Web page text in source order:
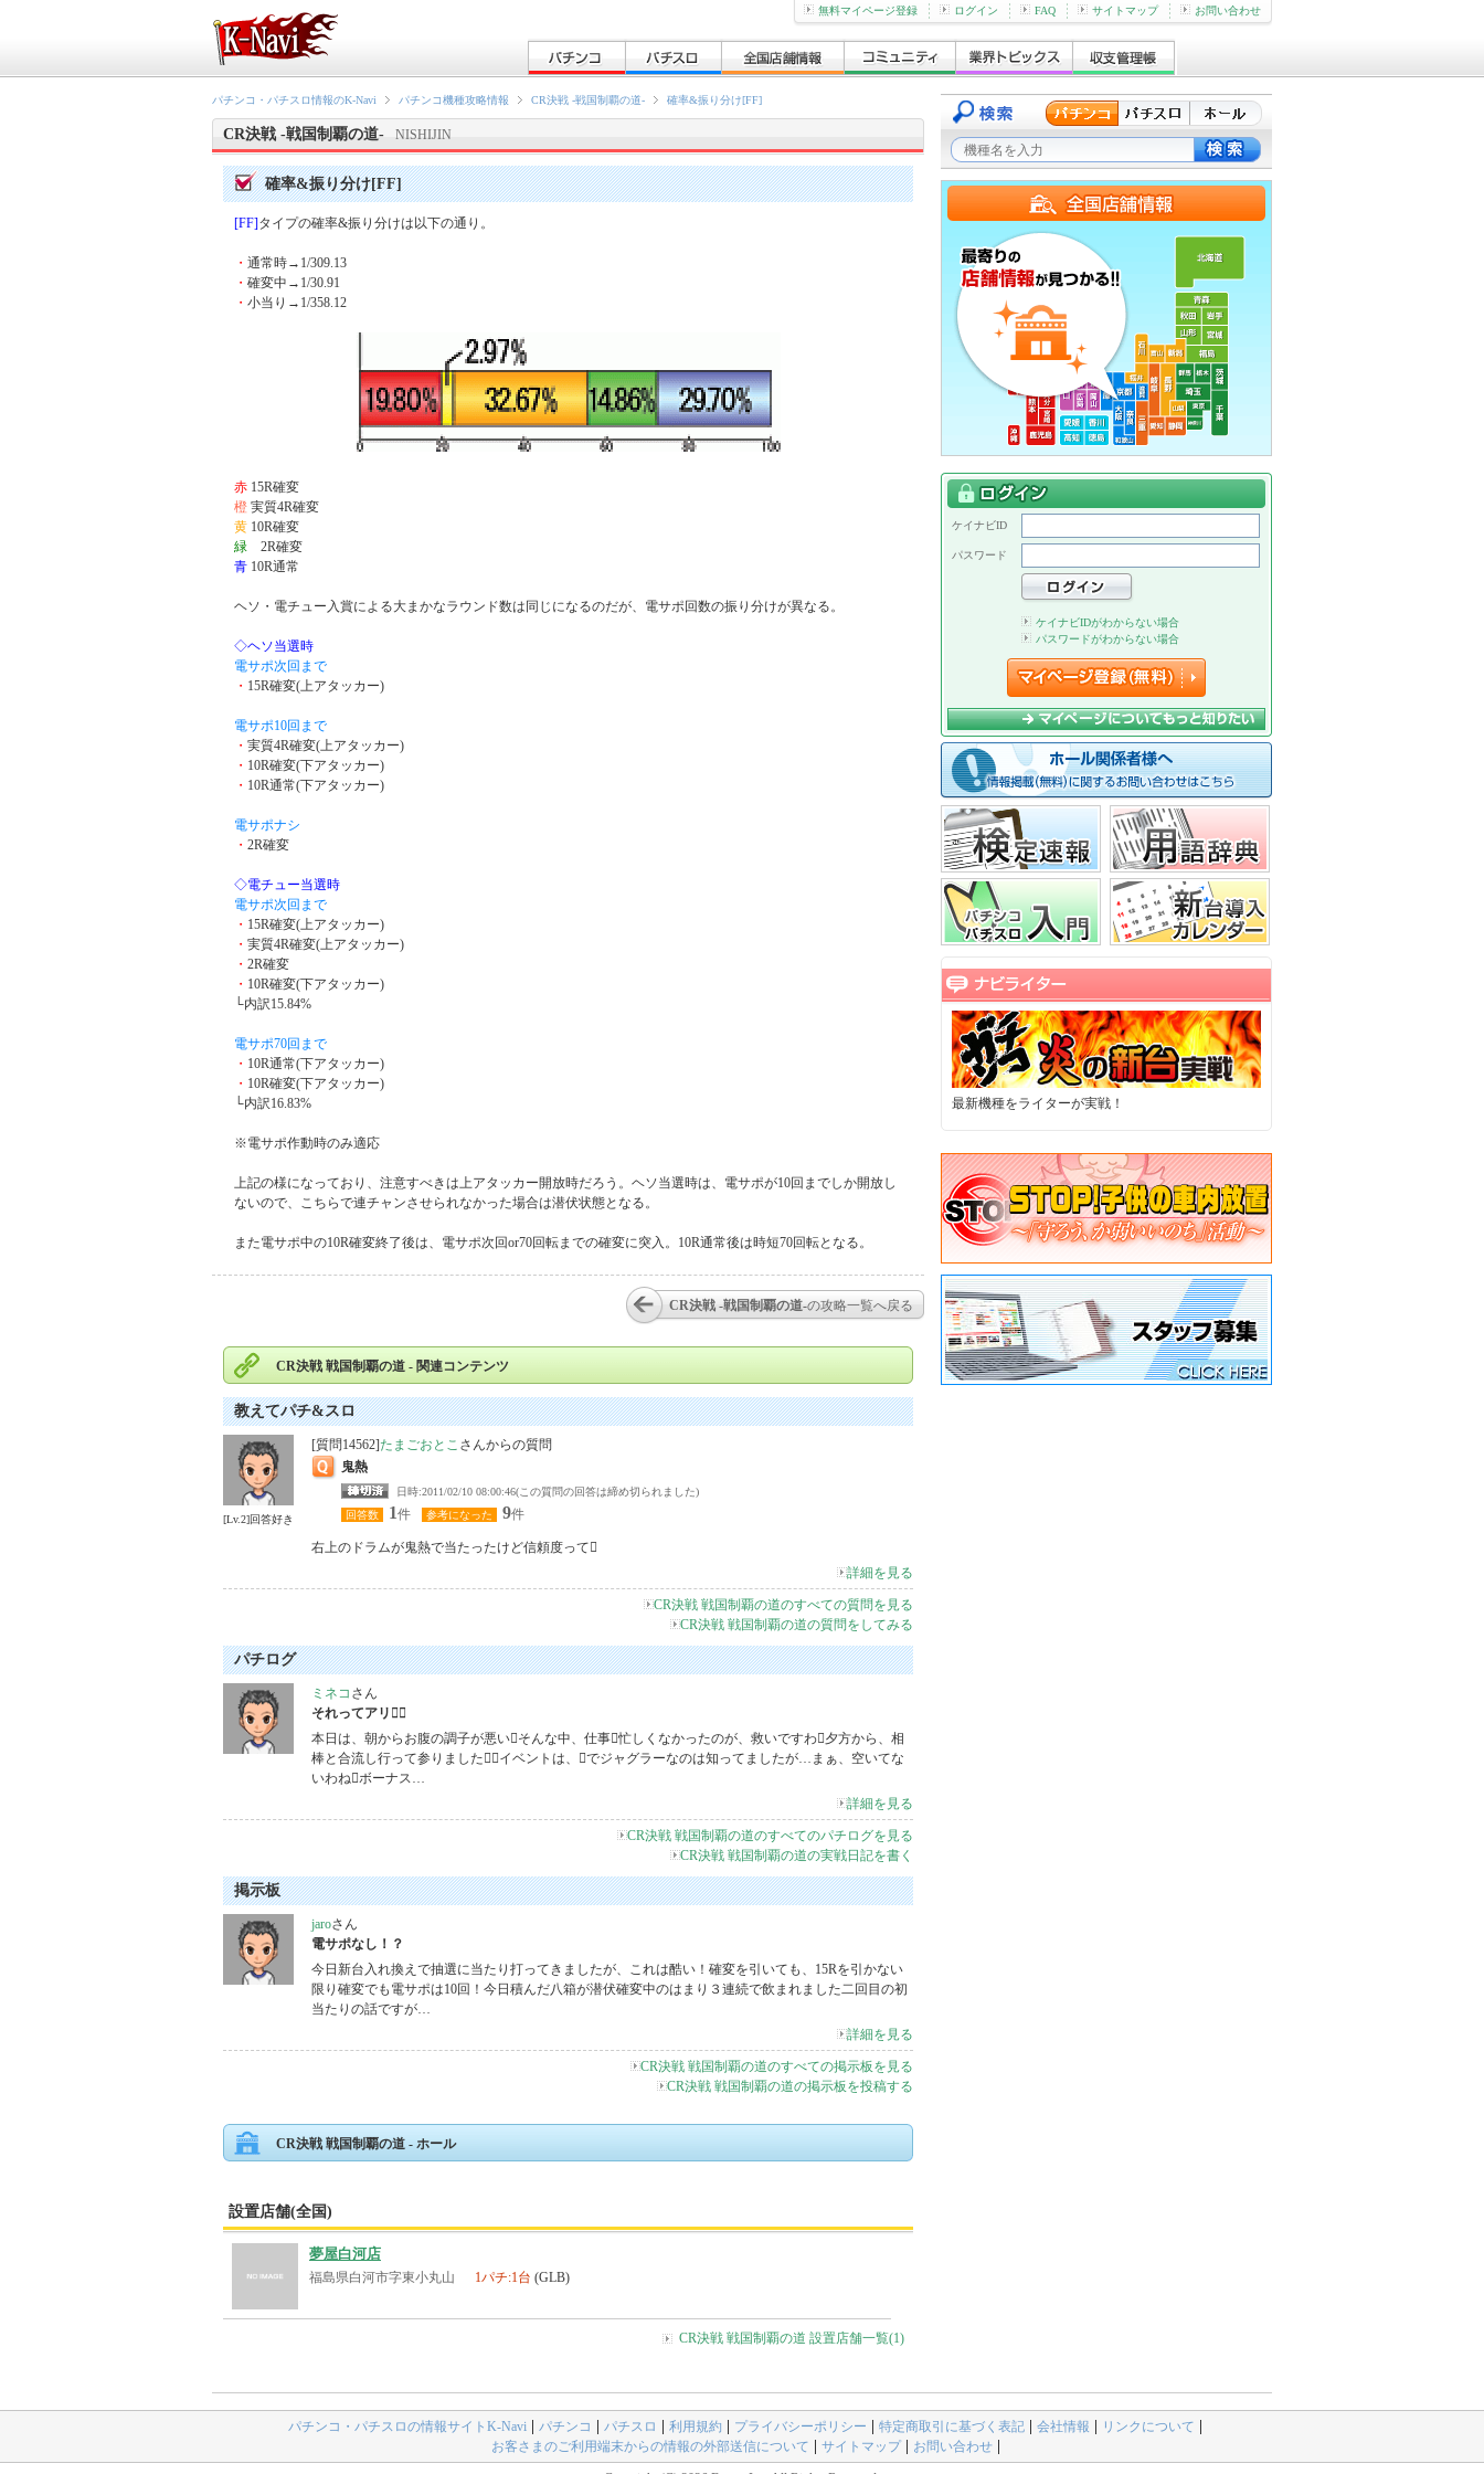
無料マイページ登録 ログイン FAQ サイトマップ お問い合わせ
パチンコ・パチスロ情報のK-Navi パチンコ機種攻略情報 CR決戦 -戦国制覇の道- 確率&振り分け[FF]
CR決戦 -戦国制覇の道- NISHIJIN
確率&振り分け[FF]
[FF]タイプの確率&振り分けは以下の通り。
・ 通常時→1/309.13
・ 確変中→1/30.91
・ 小当り→1/358.12
赤 15R確変
橙 実質4R確変
黄 10R確変
緑 2R確変
青 10R通常
ヘソ・電チュー入賞による大まかなラウンド数は同じになるのだが、電サポ回数の振り分けが異なる。
◇ヘソ当選時
電サポ次回まで
・ 15R確変(上アタッカー)
電サポ10回まで
・ 実質4R確変(上アタッカー)
・ 10R確変(下アタッカー)
・ 10R通常(下アタッカー)
電サポナシ
・ 2R確変
◇電チュー当選時
電サポ次回まで
・ 15R確変(上アタッカー)
・ 実質4R確変(上アタッカー)
・ 2R確変
・ 10R確変(下アタッカー)
└内訳15.84%
電サポ70回まで
・ 10R通常(下アタッカー)
・ 10R確変(下アタッカー)
└内訳16.83%
※電サポ作動時のみ適応
上記の様になっており、注意すべきは上アタッカー開放時だろう。ヘソ当選時は、電サポが10回までしか開放し
ないので、こちらで連チャンさせられなかった場合は潜伏状態となる。
また電サポ中の10R確変終了後は、電サポ次回or70回転までの確変に突入。10R通常後は時短70回転となる。
CR決戦 -戦国制覇の道-の攻略一覧へ戻る
CR決戦 戦国制覇の道 - 関連コンテンツ
教えてパチ&スロ
[Lv.2]回答好き
[質問14562]たまごおとこ さんからの質問
鬼熱
日時:2011/02/10 08:00:46(この質問の回答は締め切られました)
回答数
1件 参考になった 9件
右上のドラムが鬼熱で当たったけど信頼度って
詳細を見る
CR決戦 戦国制覇の道のすべての質問を見る
CR決戦 戦国制覇の道の質問をしてみる
パチログ
ミネコ さん
それってアリ
本日は、朝からお腹の調子が悪いそんな中、仕事忙しくなかったのが、救いですわ夕方から、相
棒と合流し行って参りましたイベントは、でジャグラーなのは知ってましたが…まぁ、空いてな
いわねボーナス…
詳細を見る
CR決戦 戦国制覇の道のすべてのパチログを見る
CR決戦 戦国制覇の道の実戦日記を書く
掲示板
jaroさん
電サポなし！？
今日新台入れ換えで抽選に当たり打ってきましたが、これは酷い！確変を引いても、15Rを引かない
限り確変でも電サポは10回！今日積んだ八箱が潜伏確変中のはまり３連続で飲まれました二回目の初
当たりの話ですが…
詳細を見る
CR決戦 戦国制覇の道のすべての掲示板を見る
CR決戦 戦国制覇の道の掲示板を投稿する
CR決戦 戦国制覇の道 - ホール
設置店舗(全国)
夢屋白河店
福島県白河市字東小丸山 1パチ:1台 (GLB)
CR決戦 戦国制覇の道 設置店舗一覧(1)
ケイナビID
パスワード
ケイナビIDがわからない場合
パスワードがわからない場合
最新機種をライターが実戦！
パチンコ・パチスロの情報サイトK-Navi パチンコ パチスロ 利用規約 プライバシーポリシー 特定商取引に基づく表記 会社情報
リンクについて
お客さまのご利用端末からの情報の外部送信について
サイトマップ お問い合わせ